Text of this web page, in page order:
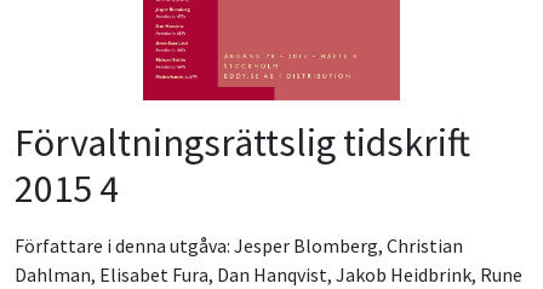
Förvaltningsrättslig tidskrift
2015 4
Författare i denna utgåva: Jesper Blomberg, Christian
Dahlman, Elisabet Fura, Dan Hanqvist, Jakob Heidbrink, Rune